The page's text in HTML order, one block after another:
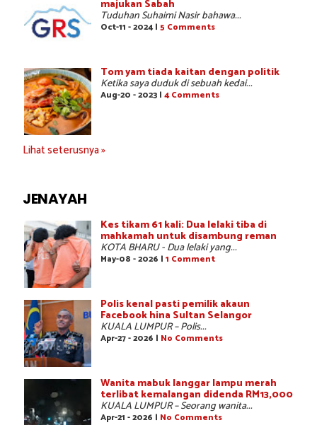
majukan Sabah
Tuduhan Suhaimi Nasir bahawa...
Oct-11 - 2024 | 5 Comments
Tom yam tiada kaitan dengan politik
Ketika saya duduk di sebuah kedai...
Aug-20 - 2023 | 4 Comments
Lihat seterusnya »
JENAYAH
Kes tikam 61 kali: Dua lelaki tiba di
mahkamah untuk disambung reman
KOTA BHARU - Dua lelaki yang...
May-08 - 2026 | 1 Comment
Polis kenal pasti pemilik akaun
Facebook hina Sultan Selangor
KUALA LUMPUR – Polis...
Apr-27 - 2026 | No Comments
Wanita mabuk langgar lampu merah
terlibat kemalangan didenda RM13,000
KUALA LUMPUR – Seorang wanita...
Apr-21 - 2026 | No Comments